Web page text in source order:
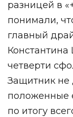
разницей в
понимали,
главный
четверти
Защитник не
положенные
по итогу